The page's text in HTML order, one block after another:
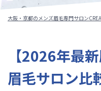
サロンのこだわり
料金メニュー
スタッフ紹介
大阪・京都のメンズ眉毛専門サロン
【2026年最
眉毛サロン比